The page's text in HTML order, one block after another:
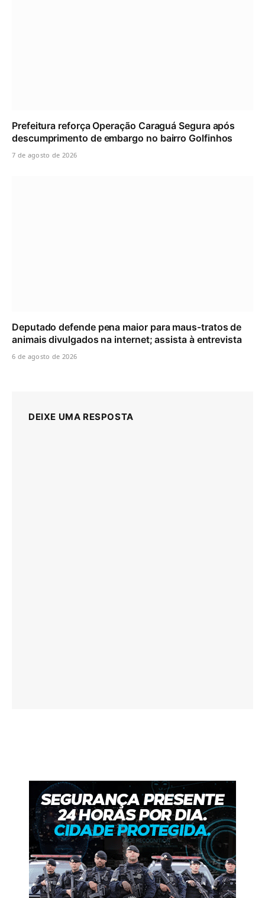
Prefeitura reforça Operação Caraguá Segura após
descumprimento de embargo no bairro Golfinhos
7 de agosto de 2026
Deputado defende pena maior para maus-tratos de
animais divulgados na internet; assista à entrevista
6 de agosto de 2026
DEIXE UMA RESPOSTA